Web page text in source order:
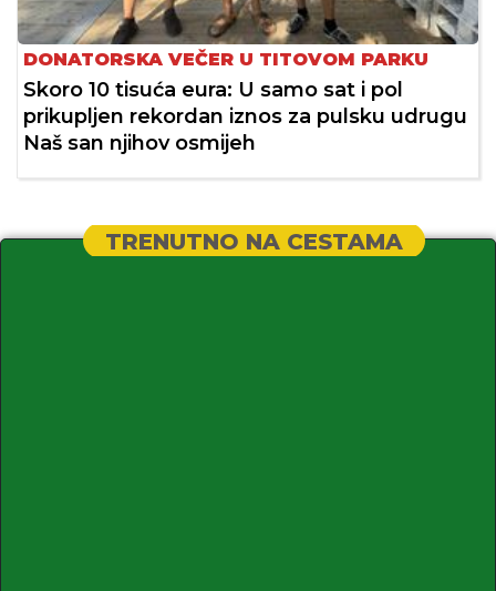
DONATORSKA VEČER U TITOVOM PARKU
Skoro 10 tisuća eura: U samo sat i pol
prikupljen rekordan iznos za pulsku udrugu
Naš san njihov osmijeh
TRENUTNO NA CESTAMA